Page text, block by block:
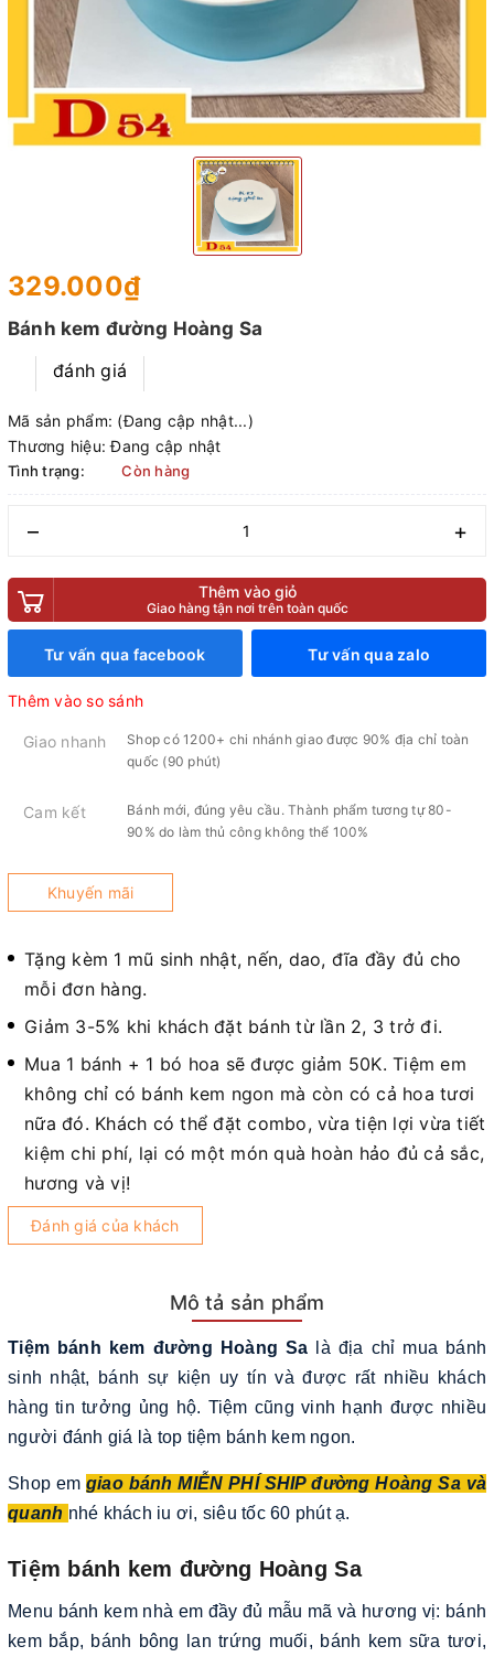
329.000₫
Bánh kem đường Hoàng Sa
đánh giá
Mã sản phẩm: (Đang cập nhật...)
Thương hiệu: Đang cập nhật
Tình trạng: Còn hàng
– +
Thêm vào giỏ
Giao hàng tận nơi trên toàn quốc
Tư vấn qua facebook Tư vấn qua zalo
Thêm vào so sánh
Giao nhanh
Shop có 1200+ chi nhánh giao được 90% địa chỉ toàn
quốc (90 phút)
Cam kết
Bánh mới, đúng yêu cầu. Thành phẩm tương tự 80-
90% do làm thủ công không thể 100%
Khuyến mãi
Tặng kèm 1 mũ sinh nhật, nến, dao, đĩa đầy đủ cho
mỗi đơn hàng.
Giảm 3-5% khi khách đặt bánh từ lần 2, 3 trở đi.
Mua 1 bánh + 1 bó hoa sẽ được giảm 50K. Tiệm em
không chỉ có bánh kem ngon mà còn có cả hoa tươi
nữa đó. Khách có thể đặt combo, vừa tiện lợi vừa tiết
kiệm chi phí, lại có một món quà hoàn hảo đủ cả sắc,
hương và vị!
Đánh giá của khách
Mô tả sản phẩm
Tiệm bánh kem đường Hoàng Sa
là địa chỉ mua bánh
sinh nhật, bánh sự kiện uy tín và được rất nhiều khách
hàng tin tưởng ủng hộ. Tiệm cũng vinh hạnh được nhiều
người đánh giá là top tiệm bánh kem ngon.
Shop em giao bánh MIỄN PHÍ SHIP đường Hoàng Sa và
quanh nhé khách iu ơi, siêu tốc 60 phút ạ.
Tiệm bánh kem đường Hoàng Sa
Menu bánh kem nhà em đầy đủ mẫu mã và hương vị: bánh
kem bắp, bánh bông lan trứng muối, bánh kem sữa tươi,